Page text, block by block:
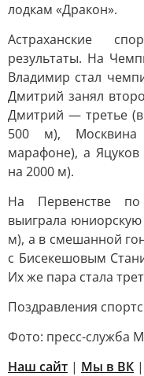
лодкам «Дракон».
Астраханские
результаты. На
Владимир стал
Дмитрий занял
Дмитрий — третье
500 м), Москвина
марафоне), а
на 2000 м).
На Первенстве
выиграла
м), а в смешанной
с Бисекешовым
Их же пара стала
Поздравления
Фото: пресс-служба
Наш сайт | Мы в ВК |